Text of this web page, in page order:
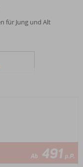
für Jung und Alt
Ab 491 p.P.